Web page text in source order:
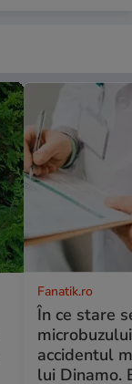
Fanatik.ro
În ce stare
accidentul
lui Dinamo.